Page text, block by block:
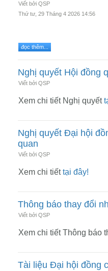
Viết bởi QSP
Thứ tư, 29 Tháng 4 2026 14:56
đọc thêm...
Nghị quyết Hội đồng
Viết bởi QSP
Xem chi tiết Nghị quyết
Nghị quyết Đại hội
quan
Viết bởi QSP
Xem chi tiếttại đây!
Thông báo thay đổi
Viết bởi QSP
Xem chi tiết Thông báo
Tài liệu Đại hội đồng